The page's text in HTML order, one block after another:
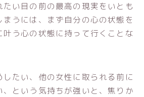
い目の前の最高の現実をいとも
うには、まず自分の心の状態を
う心の状態に持って行くことな
たい、他の女性に取られる前に
、という気持ちが強いと、焦りか